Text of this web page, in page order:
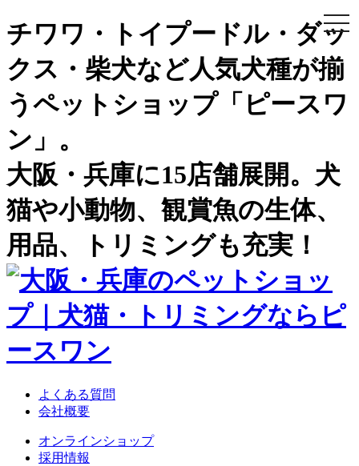
チワワ・トイプードル・ダッ
クス・柴犬など人気犬種が揃
うペットショップ「ピースワ
ン」。
大阪・兵庫に15店舗展開。犬
猫や小動物、観賞魚の生体、
用品、トリミングも充実！
よくある質問
会社概要
オンラインショップ
採用情報